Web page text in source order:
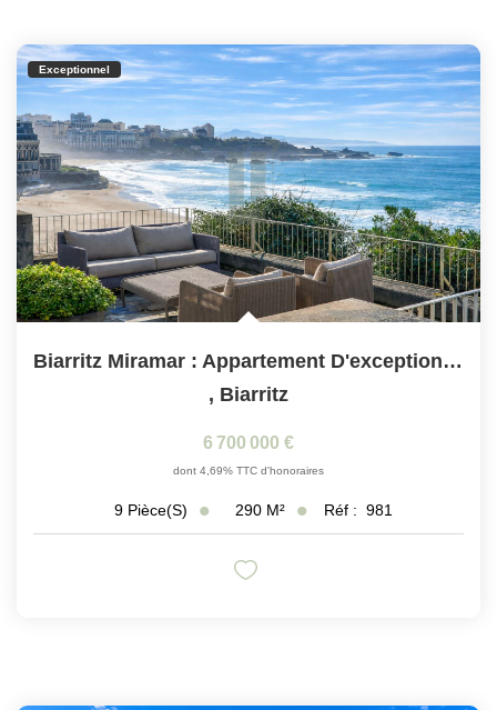
Exceptionnel
Biarritz Miramar : Appartement D'exception De 290 M² Avec...
, Biarritz
6 700 000 €
dont 4,69% TTC d'honoraires
9 Pièce(s) 290 M² Réf : 981